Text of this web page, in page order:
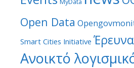
Open Data
Smart Cities Initiative Έρευνα
Ανοικτό